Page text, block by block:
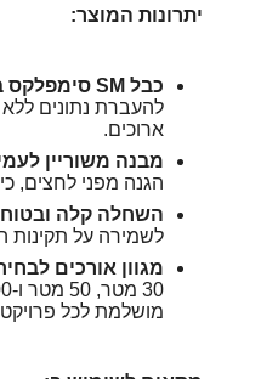
יתרונות המוצר:
כבל SM סימפלקס באיכות גבוהה
להעברת נתונים ללא
ארוכים.
מבנה משוריין
הגנה מפני לחצים,
השחלה קלה
לשמירה על תקינות
מגוון אורכים
מושלמת לכל